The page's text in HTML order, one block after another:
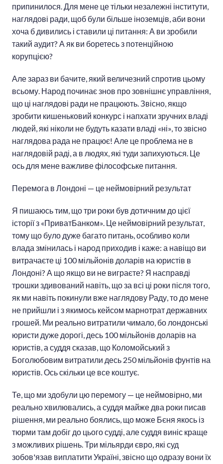
припинилося. Для мене це тільки незалежні інститути,
наглядові ради, щоб були більше іноземців, аби вони
хоча б дивились і ставили ці питання: А ви зробили
такий аудит? А як ви боретесь з потенційною
корупцією?
Але зараз ви бачите, який величезний спротив цьому
всьому. Народ починає знов про зовнішнє управління,
що ці наглядові ради не працюють. Звісно, якщо
зробити кишеньковий конкурс і напхати зручних владі
людей, які ніколи не будуть казати владі «ні», то звісно
наглядова рада не працює! Але це проблема не в
наглядовій раді, а в людях, які туди запихуються. Це
ось для мене важливе філософське питання.
Перемога в Лондоні — це неймовірний результат
Я пишаюсь тим, що три роки був дотичним до цієї
історії з «ПриватБанком». Це неймовірний результат,
тому що було дуже багато питань, особливо коли
влада змінилась і народ приходив і каже: а навіщо ви
витрачаєте ці 100 мільйонів доларів на юристів в
Лондоні? А що якщо ви не виграєте? Я насправді
трошки здивований навіть, що за всі ці роки після того,
як ми навіть покинули вже наглядову Раду, то до мене
не прийшли і з якимось кейсом марнотрат державних
грошей. Ми реально витратили чимало, бо лондонські
юристи дуже дорогі, десь 100 мільйонів доларів на
юристів, а суддя сказав, що Коломойський з
Боголюбовим витратили десь 250 мільйонів фунтів на
юристів. Ось скільки це все коштує.
Те, що ми здобули цю перемогу — це неймовірно, ми
реально хвилювались, а суддя майже два роки писав
рішення, ми реально боялись, що може Бєня якось із
тюрми там добіг до цього судді, але суддя виніс краще
з можливих рішень. Три мільярди євро, які суд
зобов'язав виплатити Україні, звісно що одразу вони їх